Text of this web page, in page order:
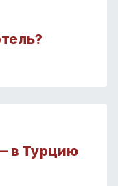
в Турцию